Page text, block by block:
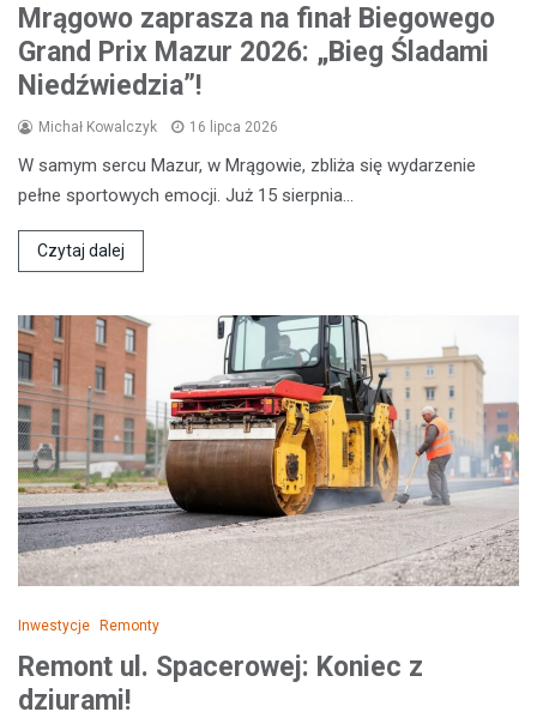
Mrągowo zaprasza na finał Biegowego
Grand Prix Mazur 2026: „Bieg Śladami
Niedźwiedzia”!
Michał Kowalczyk 16 lipca 2026
W samym sercu Mazur, w Mrągowie, zbliża się wydarzenie
pełne sportowych emocji. Już 15 sierpnia…
Czytaj dalej
Inwestycje Remonty
Remont ul. Spacerowej: Koniec z
dziurami!